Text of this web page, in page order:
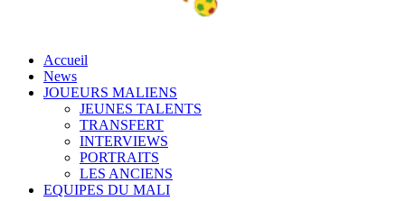
Accueil
News
JOUEURS MALIENS
JEUNES TALENTS
TRANSFERT
INTERVIEWS
PORTRAITS
LES ANCIENS
EQUIPES DU MALI